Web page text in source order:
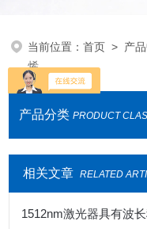
当前位置：首页 > 产
烯
产品分类 PRODUCT
相关文章 RELATED
1512nm激光器具有波